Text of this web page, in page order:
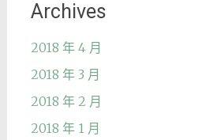
Archives
2018 年 4 月
2018 年 3 月
2018 年 2 月
2018 年 1 月